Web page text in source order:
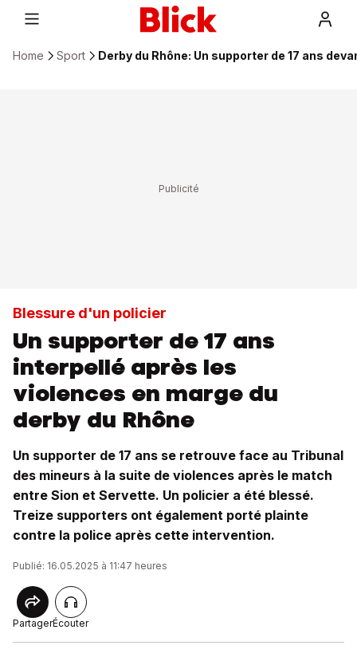
Home Sport Derby du Rhône: Un supporter de 17 ans
Blessure d'un policier
Un supporter de 17 ans
interpellé après les
violences en marge du
derby du Rhône
Un supporter de 17 ans se retrouve face au Tribunal
des mineurs à la suite de violences après le match
entre Sion et Servette. Un policier a été blessé.
Treize supporters ont également porté plainte
contre la police après cette intervention.
Publié: 16.05.2025 à 11:47 heures
PartagerÉcouter